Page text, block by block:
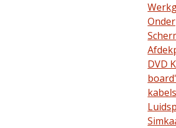
DVD
kabels